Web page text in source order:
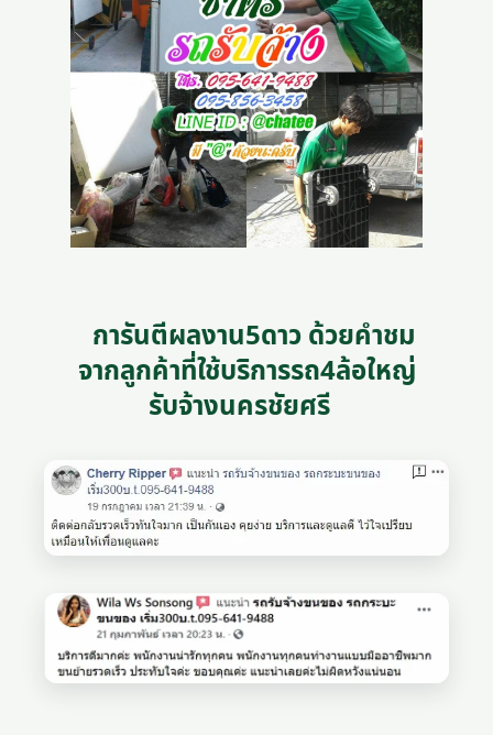
การันตีผลงาน5ดาว ด้วยคำชม
จากลูกค้าที่ใช้บริการรถ4ล้อใหญ่
รับจ้างนครชัยศรี